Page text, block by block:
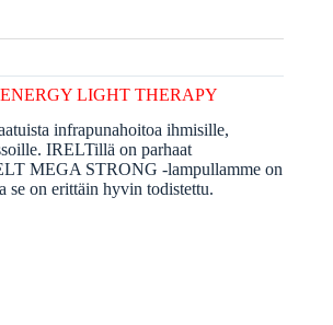
LIGHT THERAPY
infrapunahoitoa ihmisille,
IRELTillä on parhaat
MEGA STRONG -lampullamme on
se on erittäin hyvin todistettu.